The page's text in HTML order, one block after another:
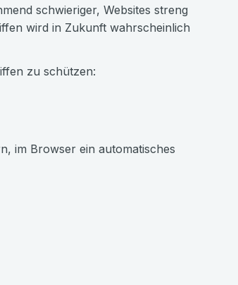
schwieriger, Websites streng
wird in Zukunft wahrscheinlich
zu schützen:
im Browser ein automatisches